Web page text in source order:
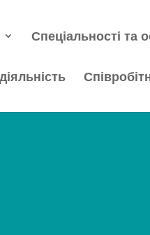
Спеціальності та